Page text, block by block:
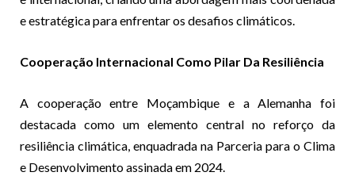
e estratégica para enfrentar os desafios climáticos.
Cooperação Internacional Como Pilar Da Resiliência
A cooperação entre Moçambique e a Alemanha foi
destacada como um elemento central no reforço da
resiliência climática, enquadrada na Parceria para o Clima
e Desenvolvimento assinada em 2024.